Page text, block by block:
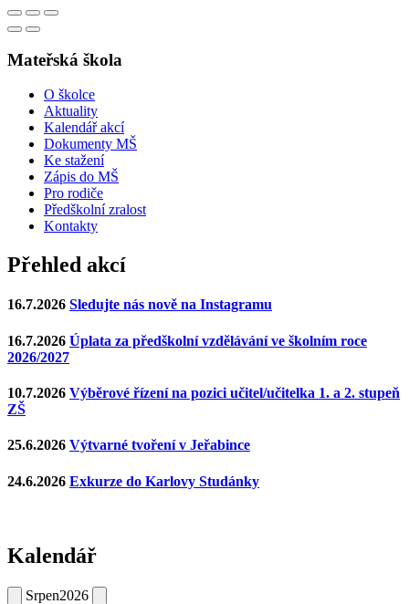
Mateřská škola
O školce
Aktuality
Kalendář akcí
Dokumenty MŠ
Ke stažení
Zápis do MŠ
Pro rodiče
Předškolní zralost
Kontakty
Přehled akcí
16.7.2026 Sledujte nás nově na Instagramu
16.7.2026 Úplata za předškolní vzdělávání ve školním roce
2026/2027
10.7.2026 Výběrové řízení na pozici učitel/učitelka 1. a 2. stupeň
ZŠ
25.6.2026 Výtvarné tvoření v Jeřabince
24.6.2026 Exkurze do Karlovy Studánky
Kalendář
Srpen2026